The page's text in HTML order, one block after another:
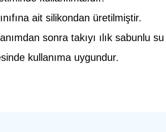
ait silikondan üretilmiştir.
sonra takıyı ılık sabunlu
kullanıma uygundur.